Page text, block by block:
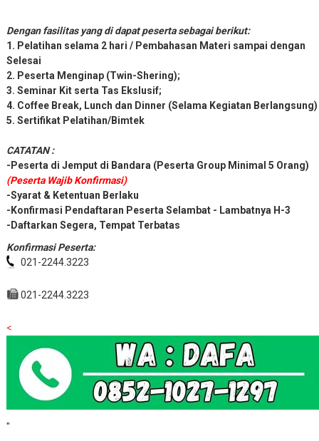
Dengan fasilitas yang di dapat peserta sebagai berikut:
1. Pelatihan selama 2 hari / Pembahasan Materi sampai dengan
Selesai
2. Peserta Menginap (Twin-Shering);
3. Seminar Kit serta Tas Ekslusif;
4. Coffee Break, Lunch dan Dinner (Selama Kegiatan Berlangsung)
5. Sertifikat Pelatihan/Bimtek
CATATAN :
-Peserta di Jemput di Bandara (Peserta Group Minimal 5 Orang)
(Peserta Wajib Konfirmasi)
-Syarat & Ketentuan Berlaku
-Konfirmasi Pendaftaran Peserta Selambat - Lambatnya H-3
-Daftarkan Segera, Tempat Terbatas
Konfirmasi Peserta:
021-2244.3223
021-2244.3223
<
"